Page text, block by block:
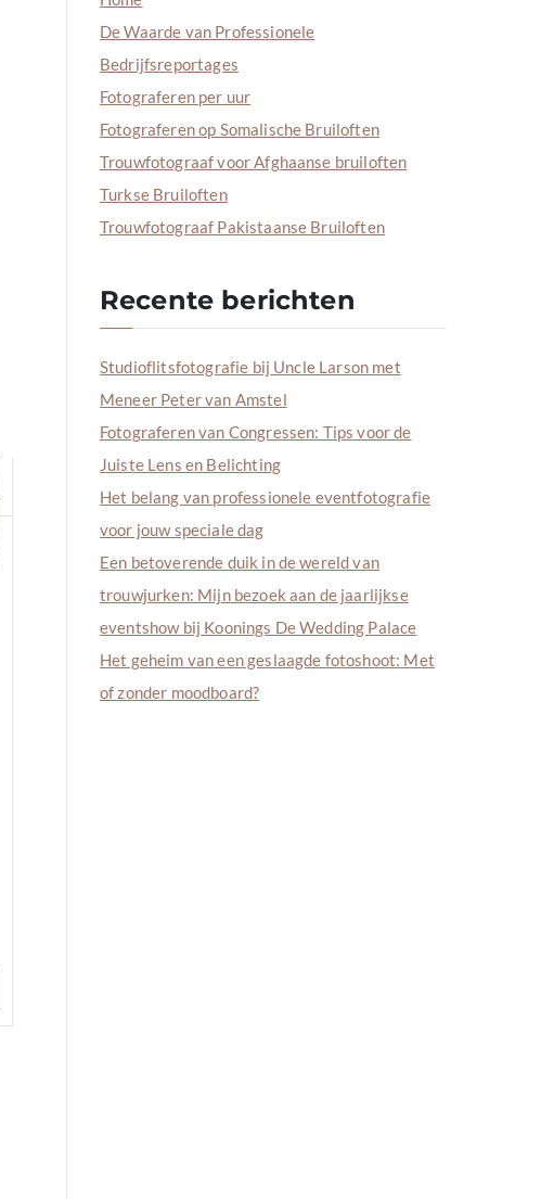
De Waarde van Professionele
Bedrijfsreportages
Fotograferen per uur
Fotograferen op Somalische Bruiloften
Trouwfotograaf voor Afghaanse bruiloften
Turkse Bruiloften
Trouwfotograaf Pakistaanse Bruiloften
Recente berichten
Studioflitsfotografie bij Uncle Larson met
Meneer Peter van Amstel
Fotograferen van Congressen: Tips voor de
Juiste Lens en Belichting
Het belang van professionele eventfotografie
voor jouw speciale dag
Een betoverende duik in de wereld van
trouwjurken: Mijn bezoek aan de jaarlijkse
eventshow bij Koonings De Wedding Palace
Het geheim van een geslaagde fotoshoot: Met
of zonder moodboard?